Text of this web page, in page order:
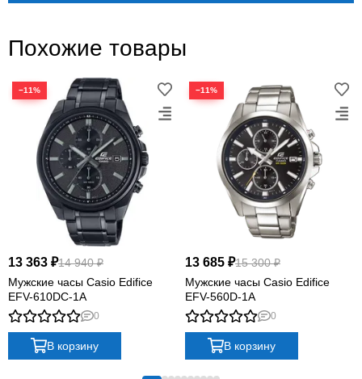
Похожие товары
−11%
13 363 ₽14 940 ₽
Мужские часы Casio Edifice
EFV-610DC-1A
0
В корзину
−11%
13 685 ₽15 300 ₽
Мужские часы Casio Edifice
EFV-560D-1A
0
В корзину